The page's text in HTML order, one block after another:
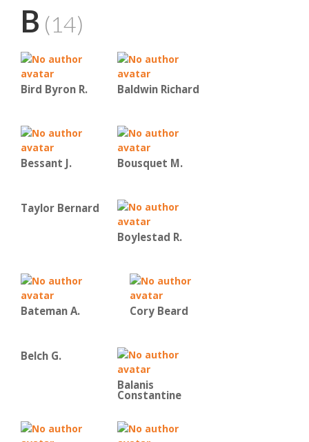
B (14)
Bird Byron R. Baldwin Richard
Bessant J. Bousquet M.
Taylor Bernard
Boylestad R.
Bateman Α. Cory Beard
Belch G.
Balanis
Constantine